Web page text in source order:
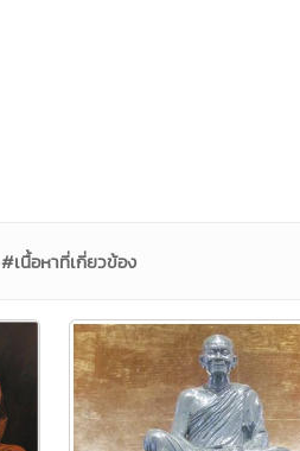
#เนื้อหาที่เกี่ยวข้อง